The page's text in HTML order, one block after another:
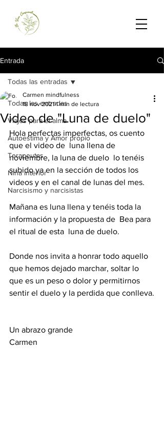
Entrada
Todas las entradas
Viajes para el alma
Autoestima y Amor propio
Terapeutas
Niña Interior
Narcisismo y narcisistas
Todas las entradas
Video de "Luna de duelo"
Carmen mindfulness
18 nov 2021 1 min de lectura
Hola perfectas imperfectas, os cuento
que el video de  luna llena de
noviembre, la luna de duelo  lo tenéis
subido ya en la sección de todos los
videos y en el canal de lunas del mes.
Mañana es luna llena y tenéis toda la
información y la propuesta de  Bea para
el ritual de esta  luna de duelo.
Donde nos invita a honrar todo aquello
que hemos dejado marchar, soltar lo
que es un peso o dolor y permitirnos
sentir el duelo y la perdida que conlleva.
Un abrazo grande
Carmen